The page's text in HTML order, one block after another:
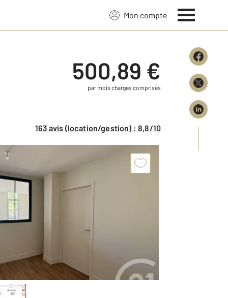
Mon compte
500,89 €
par mois charges comprises
163 avis (location/gestion) : 8,8/10